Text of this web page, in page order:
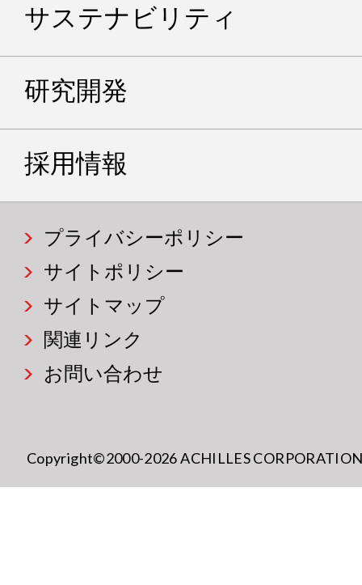
サステナビリティ
研究開発
採用情報
プライバシーポリシー
サイトポリシー
サイトマップ
関連リンク
お問い合わせ
Copyright©2000-2026 ACHILLES